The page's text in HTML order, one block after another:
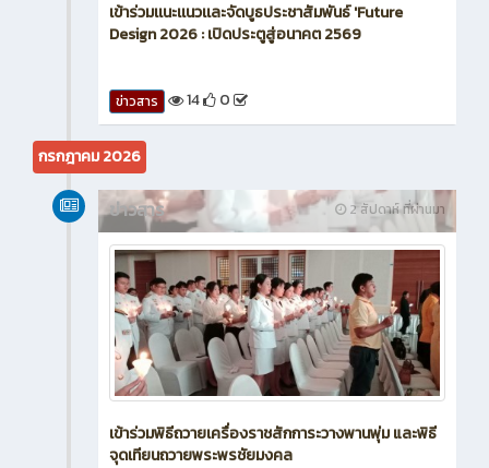
เข้าร่วมเเนะเเนวเเละจัดบูธประชาสัมพันธ์ 'Future
Design 2026 : เปิดประตูสู่อนาคต 2569
ข่าวสาร 14 0
กรกฎาคม 2026
2 สัปดาห์ ที่ผ่านมา
ข่าวสาร
เข้าร่วมพิธีถวายเครื่องราชสักการะวางพานพุ่ม และพิธี
จุดเทียนถวายพระพรชัยมงคล